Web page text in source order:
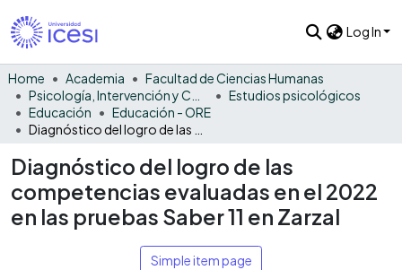
Log In
Home Academia
Facultad de Ciencias Humanas
Estudios psicológicos
Educación
Educación - ORE
Diagnóstico del logro de las
competencias evaluadas en el 2022
en las pruebas Saber 11 en Zarzal
Simple item page